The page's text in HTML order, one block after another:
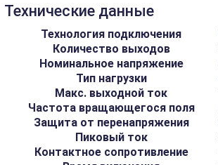
Технические данные
Технология подключения
Количество выходов
Номинальное напряжение
Тип нагрузки
Макс. выходной ток
Частота вращающегося поля
Защита от перенапряжения
Пиковый ток
Контактное сопротивление